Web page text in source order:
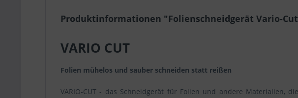
Produktinformationen "Folienschneidgerät Vario-
VARIO CUT
Folien mühelos und sauber schneiden statt reißen
VARIO-CUT - das Schneidgerät für Folien und andere Materialien,